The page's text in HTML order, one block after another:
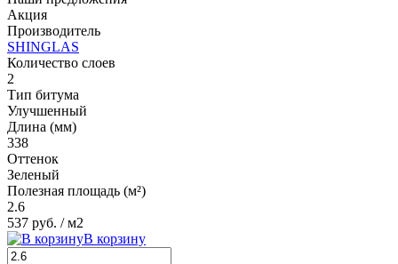
Акция
Производитель
SHINGLAS
Количество слоев
2
Тип битума
Улучшенный
Длина (мм)
338
Оттенок
Зеленый
Полезная площадь (м²)
2.6
537 руб. / м2
В корзину